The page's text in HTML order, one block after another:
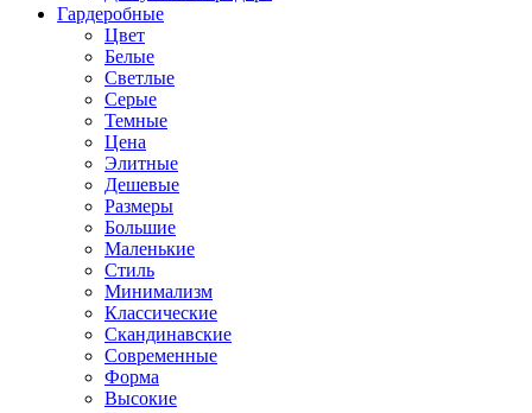
Гардеробные
Цвет
Белые
Светлые
Серые
Темные
Цена
Элитные
Дешевые
Размеры
Большие
Маленькие
Стиль
Минимализм
Классические
Скандинавские
Современные
Форма
Высокие